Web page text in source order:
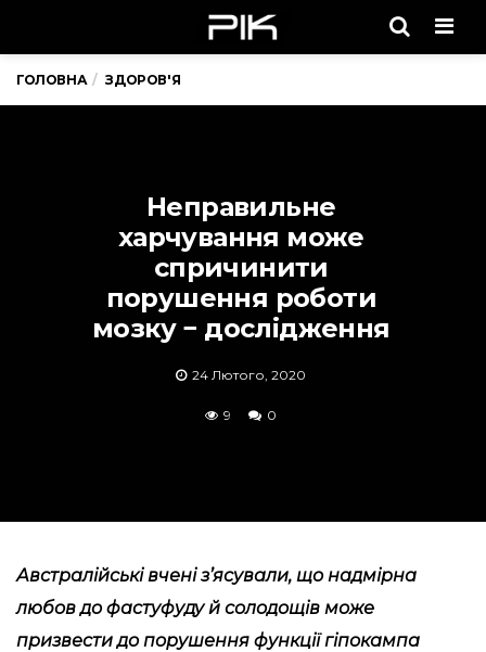
ГОЛОВНА ЗДОРОВ'Я
Неправильне
харчування може
спричинити
порушення роботи
мозку − дослідження
24 Лютого, 2020
9 0
Австралійські вчені з’ясували, що надмірна
любов до фастуфуду й солодощів може
призвести до порушення функції гіпокампа